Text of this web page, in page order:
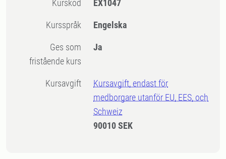
Kurskod EX1047
Kursspråk Engelska
Ges som
fristående kurs
Ja
Kursavgift
Kursavgift, endast för
medborgare utanför EU, EES, och
Schweiz
90010 SEK